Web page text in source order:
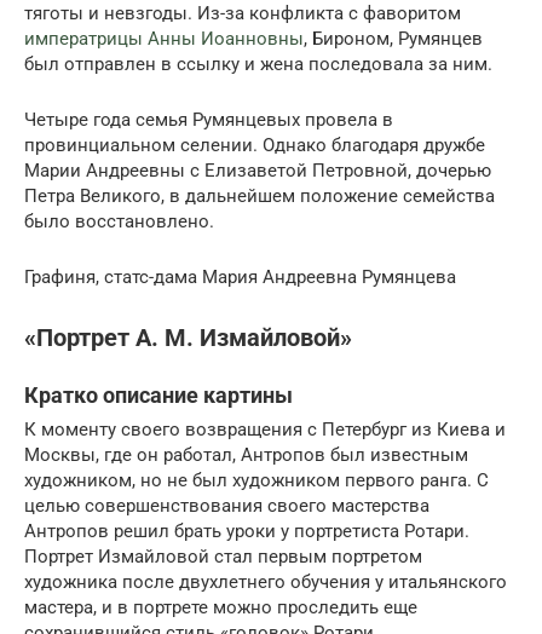
тяготы и невзгоды. Из-за конфликта с фаворитом
императрицы Анны Иоанновны, Бироном, Румянцев
был отправлен в ссылку и жена последовала за ним.
Четыре года семья Румянцевых провела в
провинциальном селении. Однако благодаря дружбе
Марии Андреевны с Елизаветой Петровной, дочерью
Петра Великого, в дальнейшем положение семейства
было восстановлено.
Графиня, статс-дама Мария Андреевна Румянцева
«Портрет А. М. Измайловой»
Кратко описание картины
К моменту своего возвращения с Петербург из Киева и
Москвы, где он работал, Антропов был известным
художником, но не был художником первого ранга. С
целью совершенствования своего мастерства
Антропов решил брать уроки у портретиста Ротари.
Портрет Измайловой стал первым портретом
художника после двухлетнего обучения у итальянского
мастера, и в портрете можно проследить еще